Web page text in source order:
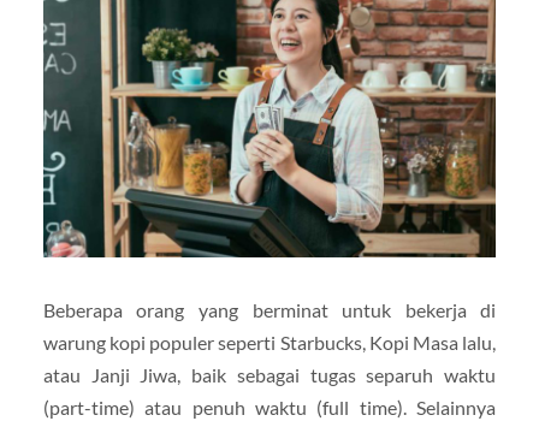
Beberapa orang yang berminat untuk bekerja di
warung kopi populer seperti Starbucks, Kopi Masa lalu,
atau Janji Jiwa, baik sebagai tugas separuh waktu
(part-time) atau penuh waktu (full time). Selainnya